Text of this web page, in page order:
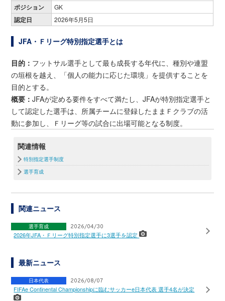
ポジション GK
認定日 2026年5月5日
JFA・Ｆリーグ特別指定選手とは
目的： フットサル選手として最も成長する年代に、種別や連盟
の垣根を越え、「個人の能力に応じた環境」を提供することを
目的とする。
概要：JFAが定める要件をすべて満たし、JFAが特別指定選手と
して認定した選手は、所属チームに登録したままＦクラブの活
動に参加し、Ｆリーグ等の試合に出場可能となる制度。
関連情報
特別指定選手制度
選手育成
関連ニュース
選手育成 2026/04/30
2026年JFA・Ｆリーグ特別指定選手に3選手を認定
最新ニュース
日本代表 2026/08/07
FIFAe Continental Championshipに臨むサッカーe日本代表 選手4名が決定